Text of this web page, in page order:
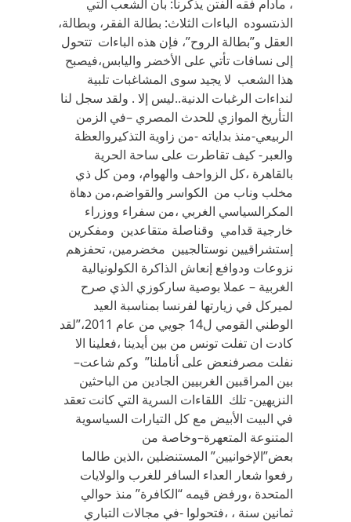
، مادام فقه الفتن يذكرنا: بأن الشعب التي
الذىتسوده الباءات الثلاث: بطالة الفقر، وبطالة،
العقل و”بطالة الروح”، فإن هذه الباءات تتحول
إلى نسافات تأتي على الأخضر واليابس،فيصبح
هذا الشعب لا يجيد سوى المشاغبات تلبية
لنداءات الرغبات الدنية..ليس إلا . ولقد سجل لنا
التأريخ الموازي للحدث المصري –في الزمن
الربيعي-منذ بداياته -من زاوية التذكيروالعظة
والعبر- كيف تقاطرت على ساحة الحرية
بالقاهرة ،كل الزواحف والهوام، ومن كل ذي
مخلب وناب من الكواسر والقواضم،من دهاة
المكرالسياسي الغربي ،من سفراء ووزراء
خارجية قدامي وقناصلة متقاعدين ومفكرين
إستشراقيين نوستالجيين مخضرمين، تحفزهم
نزوعات ودوافع إنعاش الذاكرة الكولونيالية
الغربية – عملا بوصية ساركوزي الذي صرح
لميركل في زيارتها لفرنسا بمناسبة العيد
الوطني القومي ل14 جويي من عام 2011،”لقد
كادت ان تفلت تونس من بين أيدينا ،فعلينا الا
نفلت مصرفنعض على أناملنا” وكم شاعت–
بين المراقبين الغربيين الجادين من الباحثين
النزيهين- تلك اللقاءات السرية التي كانت تعقد
في البيت الأبيض مع كل التيارات السياسوية
المتنوعة المتعهرة–وخاصة من
بعض”الإخوانيين” المستنضلين ،الذين طالما
رفعوا شعار العداء السافر للغرب والولايات
المتحدة ،ورفض قيمه “الكافرة” منذ حوالي
ثمانين سنة ، ،فتحولوا -في مجالات التباري